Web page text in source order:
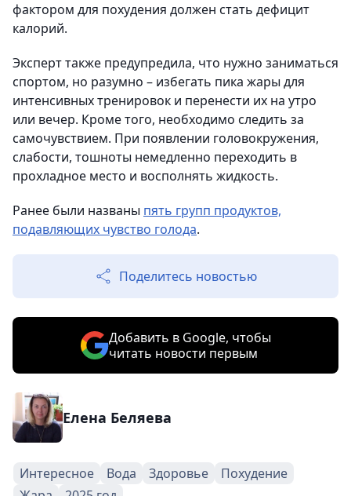
фактором для похудения должен стать дефицит
калорий.
Эксперт также предупредила, что нужно заниматься
спортом, но разумно – избегать пика жары для
интенсивных тренировок и перенести их на утро
или вечер. Кроме того, необходимо следить за
самочувствием. При появлении головокружения,
слабости, тошноты немедленно переходить в
прохладное место и восполнять жидкость.
Ранее были названы пять групп продуктов,
подавляющих чувство голода.
Поделитесь новостью
Добавить в Google, чтобы
читать новости первым
Елена Беляева
Интересное Вода Здоровье
Похудение